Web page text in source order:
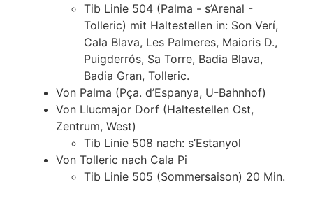
Tib Linie 504 (Palma - s’Arenal -
Tolleric) mit Haltestellen in: Son Verí,
Cala Blava, Les Palmeres, Maioris D.,
Puigderrós, Sa Torre, Badia Blava,
Badia Gran, Tolleric.
Von Palma (Pça. d’Espanya, U-Bahnhof)
Von Llucmajor Dorf (Haltestellen Ost,
Zentrum, West)
Tib Linie 508 nach: s’Estanyol
Von Tolleric nach Cala Pi
Tib Linie 505 (Sommersaison) 20 Min.